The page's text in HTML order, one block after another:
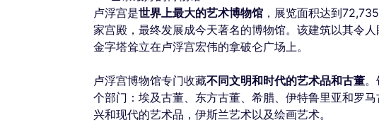
卢浮宫是世界上最大的艺术博物馆 ，展览面积达到
家宫殿，最终发展成今天著名的博物馆。该建筑以其令
金字塔耸立在卢浮宫宏伟的拿破仑广场上。
卢浮宫博物馆专门收藏不同文明和时代的艺术品和古董
个部门：埃及古董、东方古董、希腊、伊特鲁里亚和罗
兴和现代的艺术品，伊斯兰艺术以及绘画艺术。